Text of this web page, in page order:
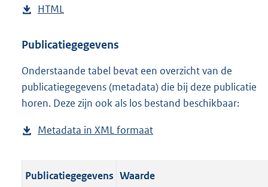
o
n
o
a
d
u
l
e
t
n
d
s
r
o
D
w
l
o
a
p
b
HTML
s
a
n
d
g
o
Publicatiegegevens
Onderstaande tabel bevat een overzicht van de
publicatiegegevens (metadata) die bij deze publicatie
horen. Deze zijn ook als los bestand beschikbaar:
Metadata in XML formaat
t
Publicatiegegevens Waarde